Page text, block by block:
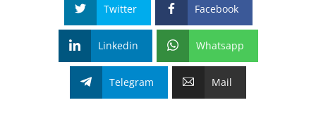
Twitter Facebook
Linkedin Whatsapp
Telegram Mail